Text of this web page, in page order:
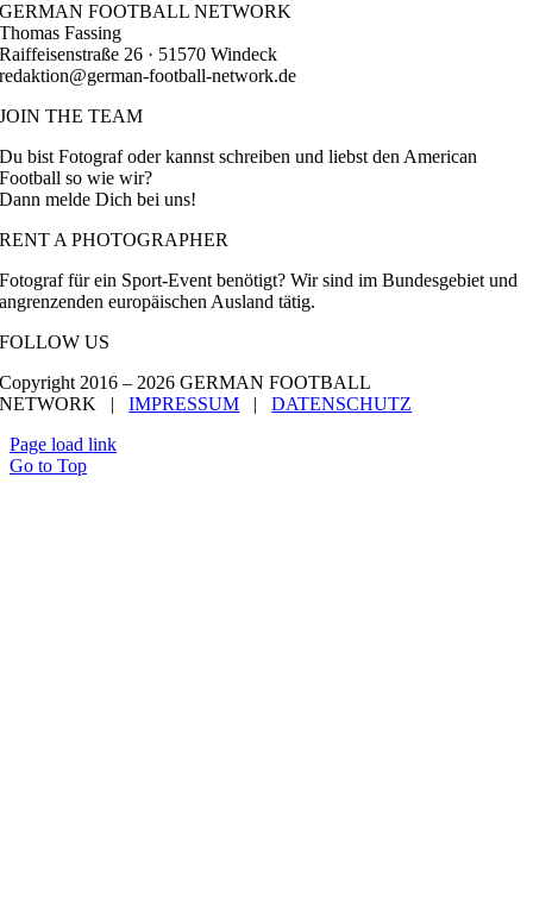
GERMAN FOOTBALL NETWORK
Thomas Fassing
Raiffeisenstraße 26 · 51570 Windeck
redaktion@german-football-network.de
JOIN THE TEAM
Du bist Fotograf oder kannst schreiben und liebst den American
Football so wie wir?
Dann melde Dich bei uns!
RENT A PHOTOGRAPHER
Fotograf für ein Sport-Event benötigt? Wir sind im Bundesgebiet und
angrenzenden europäischen Ausland tätig.
FOLLOW US
Copyright 2016 – 2026 GERMAN FOOTBALL
NETWORK |IMPRESSUM |DATENSCHUTZ
Page load link
Go to Top